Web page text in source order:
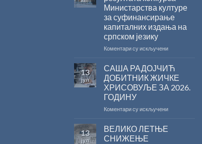
Министарства културе
за суфинансирање
капиталних издања на
српском језику
Коментари су искљученина
поводом
резултата
конкурса
Министарства
за
13
јул
САША РАДОЈЧИЋ
ДОБИТНИК ЖИЧКЕ
ХРИСОВУЉЕ ЗА 2026.
ГОДИНУ
Коментари су искљученина
13
јул
ВЕЛИКО ЛЕТЊЕ
СНИЖЕЊЕ